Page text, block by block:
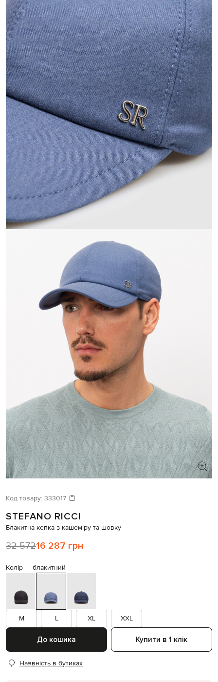
Давайте підберемо щось ще
Код товару: 333017
STEFANO RICCI
Блакитна кепка з кашеміру та шовку
32 57216 287 грн
Колір — блакитний
M L XL XXL
До кошика Купити в 1 клік
Наявність в бутиках